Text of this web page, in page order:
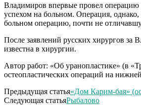
Владимиров впервые провел операцию
успехом на больном. Операция,
больном операцию, почти не
После заявлений русских хирургов
известна в хирургии.
Автор работ: «Об уранопластике» (в
остеопластических операций на
Предыдущая статья«Дом Карим-бая»
Следующая статьяРыбалово